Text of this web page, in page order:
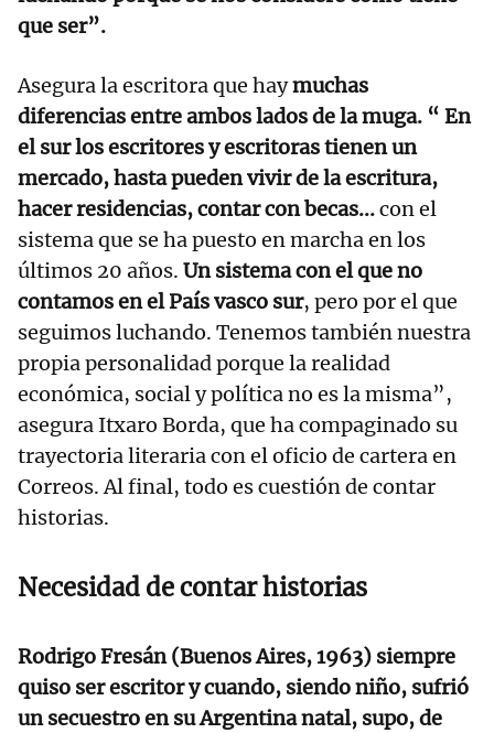
que ser”.
Asegura la escritora que haymuchas
diferencias entre ambos lados de la muga. “ En
el sur los escritores y escritoras tienen un
mercado, hasta pueden vivir de la escritura,
hacer residencias, contar con becas...con el
sistema que se ha puesto en marcha en los
últimos 20 años. Un sistema con el que no
contamos en el País vasco sur, pero por el que
seguimos luchando. Tenemos también nuestra
propia personalidad porque la realidad
económica, social y política no es la misma”,
asegura Itxaro Borda, que ha compaginado su
trayectoria literaria con el oficio de cartera en
Correos. Al final, todo es cuestión de contar
historias.
Necesidad de contar historias
Rodrigo Fresán (Buenos Aires, 1963) siempre
quiso ser escritor y cuando, siendo niño, sufrió
un secuestro en su Argentina natal, supo, de